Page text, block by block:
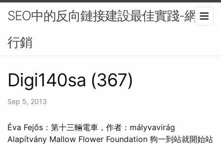
SEO中的反向鏈接建設最佳實踐-網路
行銷
Digi140sa (367)
Sep 5, 2013
Éva Fejős：第十三輛電車，作者：mályvavirág
Alapítvány Mallow Flower Foundation 狗一到站就開始站